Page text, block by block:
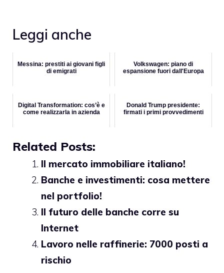
Leggi anche
Messina: prestiti ai giovani figli
di emigrati
Volkswagen: piano di
espansione fuori dall'Europa
Digital Transformation: cos’è e
come realizzarla in azienda
Donald Trump presidente:
firmati i primi provvedimenti
Related Posts:
Il mercato immobiliare italiano!
Banche e investimenti: cosa mettere
nel portfolio!
Il futuro delle banche corre su
Internet
Lavoro nelle raffinerie: 7000 posti a
rischio